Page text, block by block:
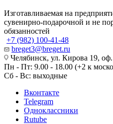
Изготавливаемая на
сувенирно-подарочной и не
обязанностей
+7 (982) 100-41-48
breget3@breget.ru
Челябинск, ул. Кирова 19,
Пн - Пт: 9.00 - 18.00 (+2 к
Сб - Вс: выходные
Вконтакте
Telegram
Одноклассники
Rutube